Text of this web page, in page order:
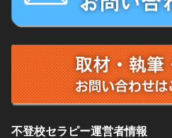
不登校セラピー運営者情報